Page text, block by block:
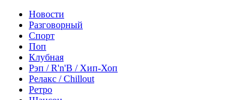
Новости
Разговорный
Спорт
Поп
Клубная
Рэп / R'n'B / Хип-Хоп
Релакс / Chillout
Ретро